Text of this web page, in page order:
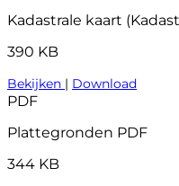
Kadastrale kaart
390 KB
Bekijken | Download
PDF
Plattegronden PDF
344 KB